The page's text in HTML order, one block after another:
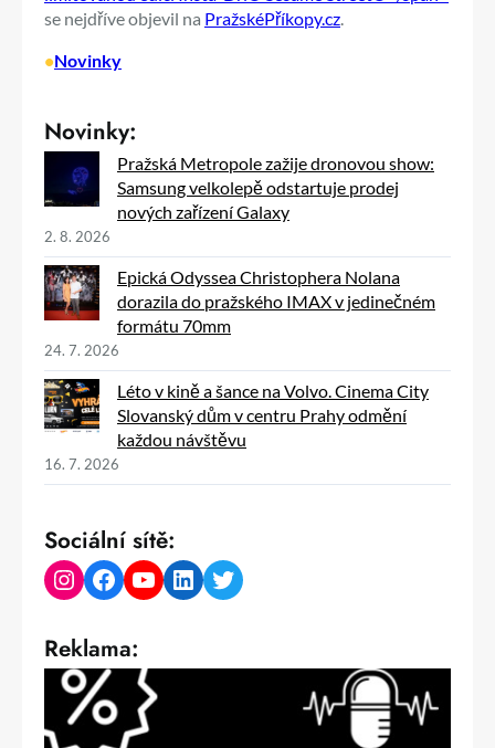
se nejdříve objevil na PražskéPříkopy.cz.
•Novinky
Novinky:
Pražská Metropole zažije dronovou show:
Samsung velkolepě odstartuje prodej
nových zařízení Galaxy
2. 8. 2026
Epická Odyssea Christophera Nolana
dorazila do pražského IMAX v jedinečném
formátu 70mm
24. 7. 2026
Léto v kině a šance na Volvo. Cinema City
Slovanský dům v centru Prahy odmění
každou návštěvu
16. 7. 2026
Sociální sítě:
Instagram Facebook YouTube LinkedIn Twitter
Reklama: